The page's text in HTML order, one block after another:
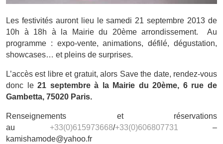
Les festivités auront lieu le samedi 21 septembre 2013 de
10h à 18h à la Mairie du 20ème arrondissement. Au
programme : expo-vente, animations, défilé, dégustation,
showcases… et pleins de surprises.
L’accès est libre et gratuit, alors Save the date, rendez-vous
donc le21 septembre à la Mairie du 20ème, 6 rue de
Gambetta, 75020 Paris.
Renseignements et réservations
au +33(0)615973668/+33(0)606807731
–
kamishamode@yahoo.fr